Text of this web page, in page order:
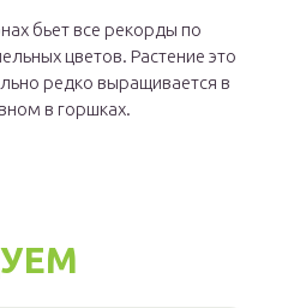
бьет все рекорды по
цветов. Растение это
редко выращивается в
в горшках.